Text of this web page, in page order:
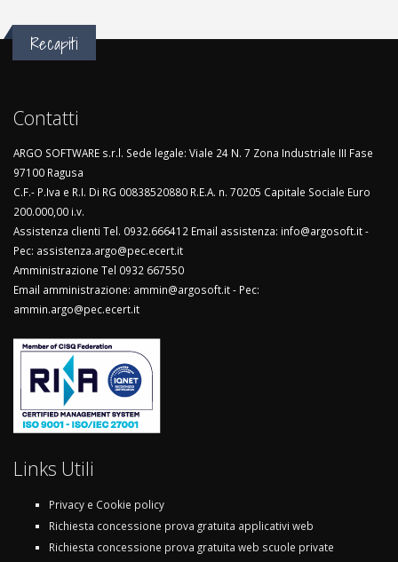
Recapiti
Contatti
ARGO SOFTWARE s.r.l. Sede legale: Viale 24 N. 7 Zona Industriale III Fase
97100 Ragusa
C.F.- P.Iva e R.I. Di RG 00838520880 R.E.A. n. 70205 Capitale Sociale Euro
200.000,00 i.v.
Assistenza clienti Tel. 0932.666412 Email assistenza: info@argosoft.it -
Pec: assistenza.argo@pec.ecert.it
Amministrazione Tel 0932 667550
Email amministrazione: ammin@argosoft.it - Pec:
ammin.argo@pec.ecert.it
Links Utili
Privacy e Cookie policy
Richiesta concessione prova gratuita applicativi web
Richiesta concessione prova gratuita web scuole private